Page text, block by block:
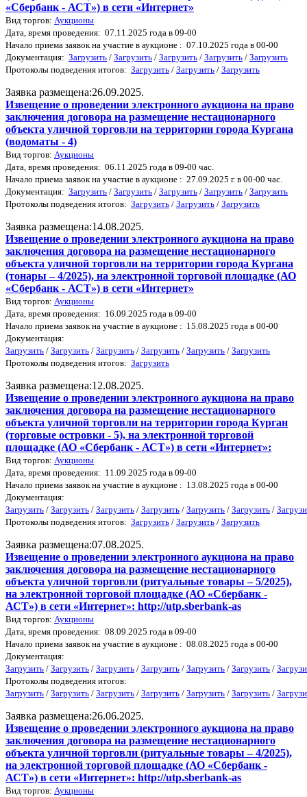
«Сбербанк - АСТ») в сети «Интернет»
Вид торгов: Аукционы
Дата, время проведения: 07.11.2025 года в 09-00
Начало приема заявок на участие в аукционе : 07.10.2025 года в 00-00
Документация: Загрузить / Загрузить / Загрузить / Загрузить / Загрузить
Протоколы подведения итогов: Загрузить / Загрузить / Загрузить
Заявка размещена:26.09.2025.
Извещение о проведении электронного аукциона на право
заключения договора на размещение нестационарного
объекта уличной торговли на территории города Кургана
(водоматы - 4)
Вид торгов: Аукционы
Дата, время проведения: 06.11.2025 года в 09-00 час.
Начало приема заявок на участие в аукционе : 27.09.2025 г. в 00-00 час.
Документация: Загрузить / Загрузить / Загрузить / Загрузить / Загрузить
Протоколы подведения итогов: Загрузить / Загрузить / Загрузить
Заявка размещена:14.08.2025.
Извещение о проведении электронного аукциона на право
заключения договора на размещение нестационарного
объекта уличной торговли на территории города Кургана
(тонары – 4/2025), на электронной торговой площадке (АО
«Сбербанк - АСТ») в сети «Интернет»
Вид торгов: Аукционы
Дата, время проведения: 16.09.2025 года в 09-00
Начало приема заявок на участие в аукционе : 15.08.2025 года в 00-00
Документация:
Загрузить / Загрузить / Загрузить / Загрузить / Загрузить / Загрузить
Протоколы подведения итогов: Загрузить
Заявка размещена:12.08.2025.
Извещение о проведении электронного аукциона на право
заключения договора на размещение нестационарного
объекта уличной торговли на территории города Курган
(торговые островки - 5), на электронной торговой
площадке (АО «Сбербанк - АСТ») в сети «Интернет»:
Вид торгов: Аукционы
Дата, время проведения: 11.09.2025 года в 09-00
Начало приема заявок на участие в аукционе : 13.08.2025 года в 00-00
Документация:
Загрузить / Загрузить / Загрузить / Загрузить / Загрузить / Загрузить /
Протоколы подведения итогов: Загрузить / Загрузить / Загрузить
Заявка размещена:07.08.2025.
Извещение о проведении электронного аукциона на право
заключения договора на размещение нестационарного
объекта уличной торговли (ритуальные товары – 5/2025),
на электронной торговой площадке (АО «Сбербанк -
АСТ») в сети «Интернет»: http://utp.sberbank-as
Вид торгов: Аукционы
Дата, время проведения: 08.09.2025 года в 09-00
Начало приема заявок на участие в аукционе : 08.08.2025 года в 00-00
Документация:
Загрузить / Загрузить / Загрузить / Загрузить / Загрузить / Загрузить /
Протоколы подведения итогов:
Загрузить / Загрузить / Загрузить / Загрузить / Загрузить / Загрузить /
Заявка размещена:26.06.2025.
Извещение о проведении электронного аукциона на право
заключения договора на размещение нестационарного
объекта уличной торговли (ритуальные товары – 4/2025),
на электронной торговой площадке (АО «Сбербанк -
АСТ») в сети «Интернет»: http://utp.sberbank-as
Вид торгов: Аукционы